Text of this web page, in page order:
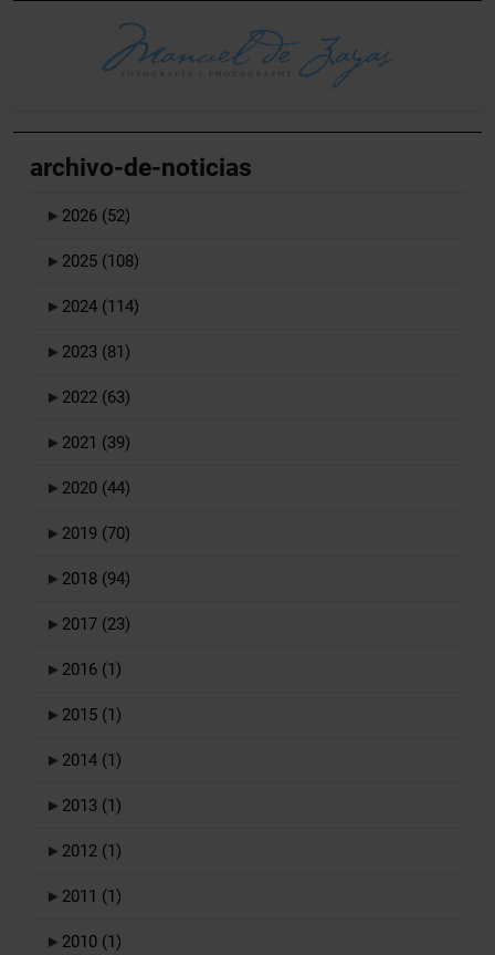
archivo-de-noticias
► 2026 (52)
► 2025 (108)
► 2024 (114)
► 2023 (81)
► 2022 (63)
► 2021 (39)
► 2020 (44)
► 2019 (70)
► 2018 (94)
► 2017 (23)
► 2016 (1)
► 2015 (1)
► 2014 (1)
► 2013 (1)
► 2012 (1)
► 2011 (1)
► 2010 (1)